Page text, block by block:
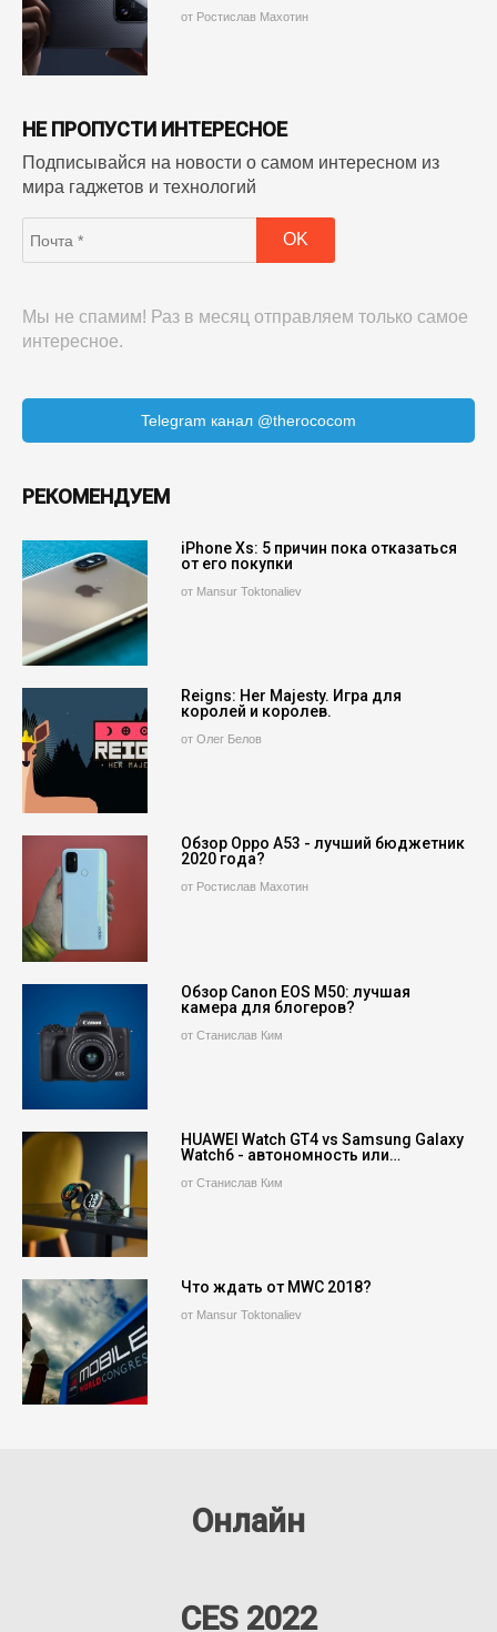
от Ростислав Махотин
НЕ ПРОПУСТИ ИНТЕРЕСНОЕ
Подписывайся на новости о самом интересном из
мира гаджетов и технологий
Мы не спамим! Раз в месяц отправляем только самое
интересное.
Telegram канал @therococom
РЕКОМЕНДУЕМ
iPhone Xs: 5 причин пока отказаться
от его покупки
от Mansur Toktonaliev
Reigns: Her Majesty. Игра для
королей и королев.
от Олег Белов
Обзор Oppo A53 - лучший бюджетник
2020 года?
от Ростислав Махотин
Обзор Canon EOS M50: лучшая
камера для блогеров?
от Станислав Ким
HUAWEI Watch GT4 vs Samsung Galaxy
Watch6 - автономность или…
от Станислав Ким
Что ждать от MWC 2018?
от Mansur Toktonaliev
Онлайн
CES 2022